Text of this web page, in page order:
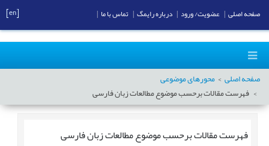
صفحه اصلی
محورهای موضوعی
فهرست مقالات برحسب موضوعمطالعات زبان فارسی
فهرست مقالات برحسب موضوعمطالعات زبان فارسی
صفحه اصلی عضویت/ ورود درباره رایمگ تماس با ما